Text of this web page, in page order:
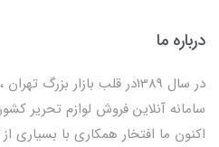
درباره ما
در سال 1389در قلب بازار بزرگ
سامانه آنلاین فروش لوازم تحریر
اکنون ما افتخار همکاری با بسیاری از